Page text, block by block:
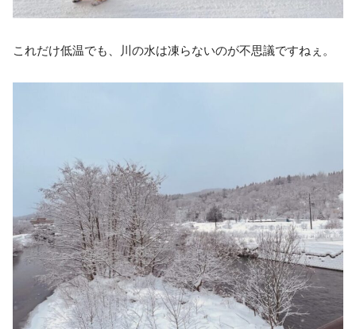
これだけ低温でも、川の水は凍らないのが不思議ですねぇ。